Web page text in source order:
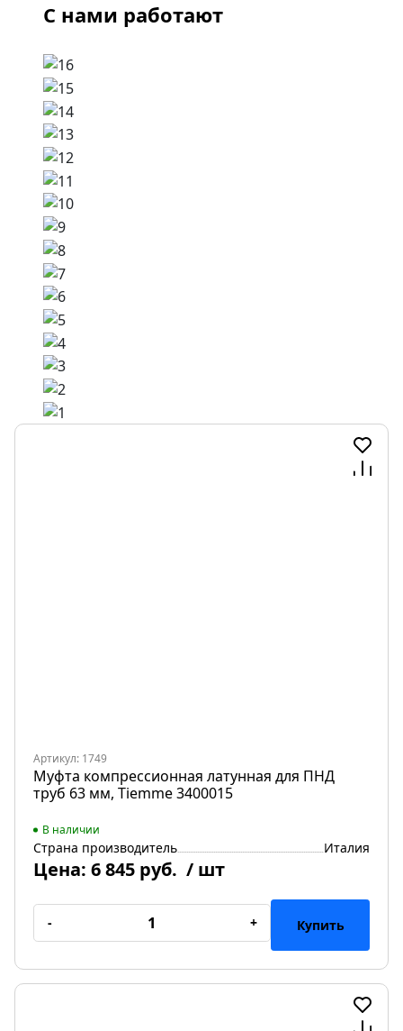
С нами работают
Артикул: 1749
Муфта компрессионная латунная для ПНД
труб 63 мм, Tiemme 3400015
В наличии
Страна производитель Италия
Цена: 6 845 руб. / шт
- + Купить